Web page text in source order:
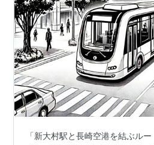
「新大村駅と長崎空港を結ぶル